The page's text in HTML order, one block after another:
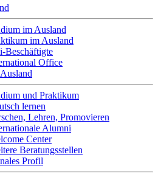
im Ausland
im Ausland
Beschäftigte
Office
und Praktikum
lernen
Lehren, Promovieren
Alumni
Center
Beratungsstellen
Profil